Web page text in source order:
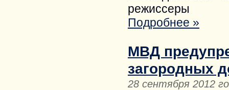
режиссеры
Подробнее »
МВД
загородных
28 сентября 2012